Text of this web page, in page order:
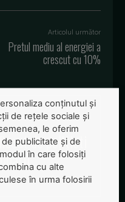
Articolul următor
Pretul mediu al energiei a
crescut cu 10%
de politisti
conținutul și
de rețele sociale și
le oferim
publicitate și de
în care folosiți
cu alte
în urma folosirii